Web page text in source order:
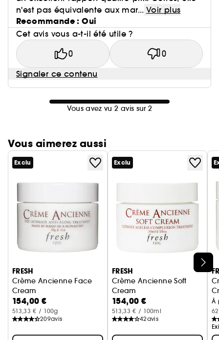
n'est pas équivalente aux mar... Voir plus
Recommande : Oui
Cet avis vous a-t-il été utile ?
0 0
Signaler ce contenu
Vous avez vu 2 avis sur 2
Vous aimerez aussi
Exclu
FRESH
Crème Ancienne Face
Cream
Ultime Crème Anti-Age Visage Format Voyage
154,00 €
513,33 € / 100g
209avis
Exclu
FRESH
Crème Ancienne Soft
Cream
Ultime crème anti-âge
154,00 €
513,33 € / 100ml
42avis
À